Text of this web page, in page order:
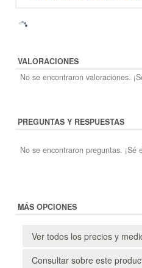
VALORACIONES
No se encontraron valoraciones.
PREGUNTAS Y RESPUESTAS
No se encontraron preguntas. ¡Sé
MÁS OPCIONES
Ver todos los precios y
Consultar sobre este